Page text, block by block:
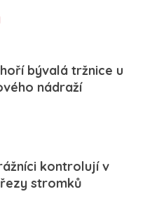
bývalá tržnice u
nádraží
kontrolují v
stromků